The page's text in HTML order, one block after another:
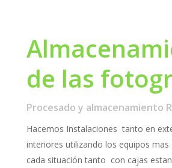
de las
Procesado y almacenamiento
Hacemos Instalaciones tanto en
interiores utilizando los equipos mas
cada situación tanto con cajas